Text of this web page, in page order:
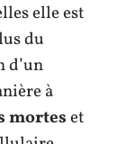
elle est
du
d’un
à
morteset